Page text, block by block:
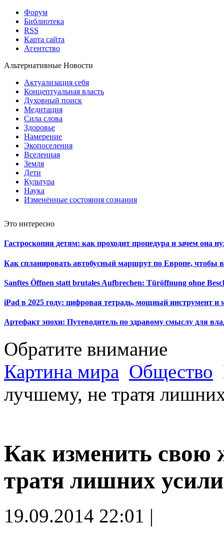
Форум
Библиотека
RSS
Карта сайта
Агентство
Альтернативные Новости
Актуализация себя
Концептуальная власть
Духовный поиск
Медитация
Сила слова
Здоровье
Намерение
Экопоселения
Вселенная
Земля
Дети
Культура
Наука
Изменённые состояния сознания
Это интересно
Гастроскопия детям: как проходит процедура и зачем она
Как спланировать автобусный маршрут по Европе, чтобы
Sanftes Öffnen statt brutales Aufbrechen: Türöffnung ohne
iPad в 2025 году: цифровая тетрадь, мощный инструмент и
Артефакт эпохи: Путеводитель по здравому смыслу для
Обратите внимание
Картина мира Общество
лучшему, не тратя
Как изменить свою
тратя лишних
19.09.2014 22:01 |